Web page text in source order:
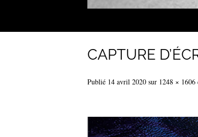
CAPTURE
Publié 14 avril 2020 sur 1248 × 1606